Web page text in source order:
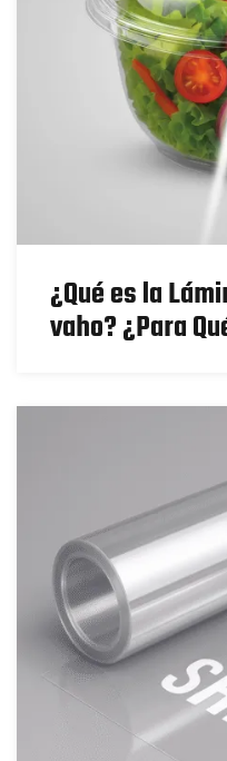
¿Qué es la
vaho? ¿Para